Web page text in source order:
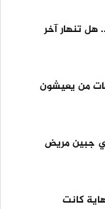
تنهار آخر
من يعيشون
جبين مريض
كانت